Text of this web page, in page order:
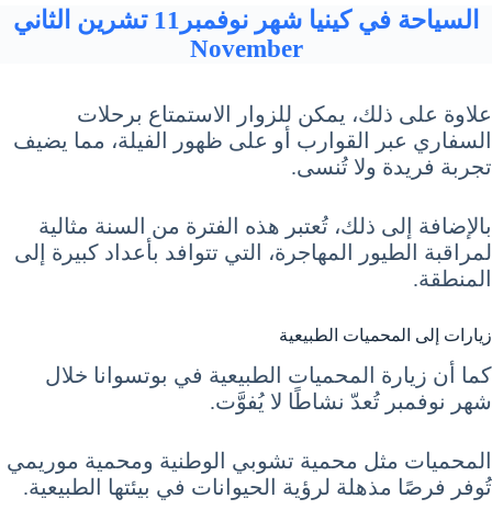
السياحة في كينيا شهر نوفمبر11 تشرين الثاني
November
علاوة على ذلك، يمكن للزوار الاستمتاع برحلات
السفاري عبر القوارب أو على ظهور الفيلة، مما يضيف
تجربة فريدة ولا تُنسى.
بالإضافة إلى ذلك، تُعتبر هذه الفترة من السنة مثالية
لمراقبة الطيور المهاجرة، التي تتوافد بأعداد كبيرة إلى
المنطقة.
زيارات إلى المحميات الطبيعية
كما أن زيارة المحميات الطبيعية في بوتسوانا خلال
شهر نوفمبر تُعدّ نشاطًا لا يُفوَّت.
المحميات مثل محمية تشوبي الوطنية ومحمية موريمي
تُوفر فرصًا مذهلة لرؤية الحيوانات في بيئتها الطبيعية.